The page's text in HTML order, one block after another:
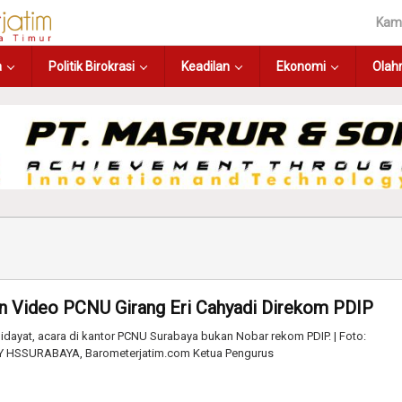
Politik Birokrasi Keadilan Ekonomi
Video PCNU Girang Eri Cahyadi Direkom PDIP
acara di kantor PCNU Surabaya bukan Nobar rekom PDIP. | Foto:
Barometerjatim.com Ketua Pengurus